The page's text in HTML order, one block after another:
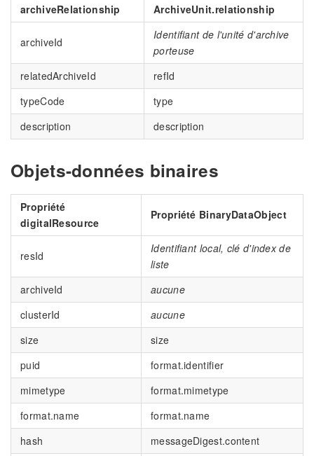
archiveRelationship
ArchiveUnit.relationship
archiveId
Identifiant de l'unité d'archive
porteuse
relatedArchiveId
refId
typeCode
type
description
description
Objets-données binaires
Propriété
digitalResource
Propriété BinaryDataObject
resId
Identifiant local, clé d'index de
liste
archiveId
aucune
clusterId
aucune
size
size
puid
format.identifier
mimetype
format.mimetype
format.name
format.name
hash
messageDigest.content